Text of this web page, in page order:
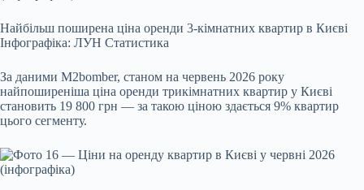
Найбільш поширена ціна оренди 3-кімнатних квартир в Києві
Інфографіка: ЛУН Статистика
За даними M2bomber, станом на червень 2026 року
найпоширеніша ціна оренди трикімнатних квартир у Києві
становить 19 800 грн — за такою ціною здається 9% квартир
цього сегменту.